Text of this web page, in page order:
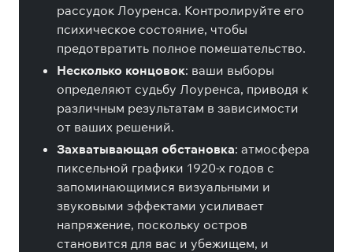
рассудок Лоуренса. Контролируйте его
психическое состояние, чтобы
предотвратить полное помешательство.
Несколько концовок: ваши выборы
определяют судьбу Лоуренса, приводя к
различным результатам в зависимости
от ваших решений.
Захватывающая обстановка: атмосфера
пиксельной графики 1920-х годов с
запоминающимися визуальными и
звуковыми эффектами усиливает
напряжение, поскольку остров
становится для вас и убежищем, и